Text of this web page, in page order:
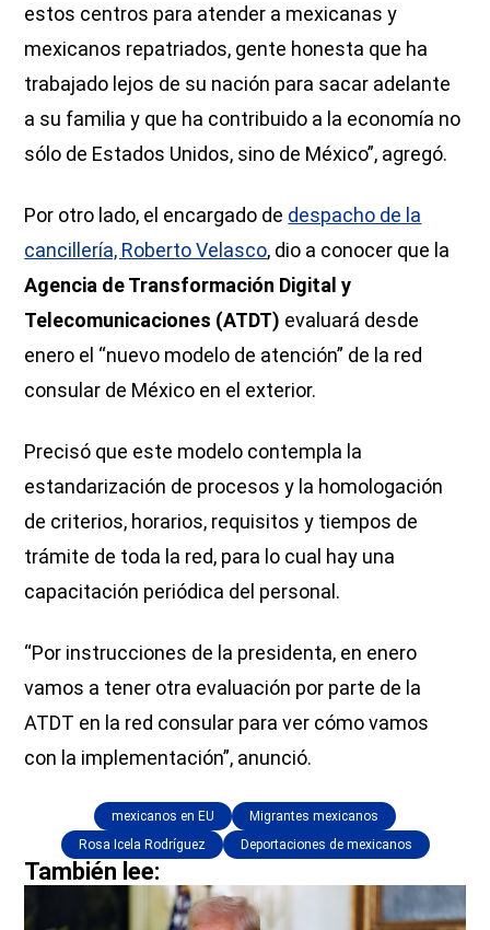
estos centros para atender a mexicanas y
mexicanos repatriados, gente honesta que ha
trabajado lejos de su nación para sacar adelante
a su familia y que ha contribuido a la economía no
sólo de Estados Unidos, sino de México”, agregó.
Por otro lado, el encargado de despacho de la
cancillería, Roberto Velasco, dio a conocer que la
Agencia de Transformación Digital y
Telecomunicaciones (ATDT) evaluará desde
enero el “nuevo modelo de atención” de la red
consular de México en el exterior.
Precisó que este modelo contempla la
estandarización de procesos y la homologación
de criterios, horarios, requisitos y tiempos de
trámite de toda la red, para lo cual hay una
capacitación periódica del personal.
“Por instrucciones de la presidenta, en enero
vamos a tener otra evaluación por parte de la
ATDT en la red consular para ver cómo vamos
con la implementación”, anunció.
mexicanos en EU
Migrantes mexicanos
Rosa Icela Rodríguez
Deportaciones de mexicanos
También lee: